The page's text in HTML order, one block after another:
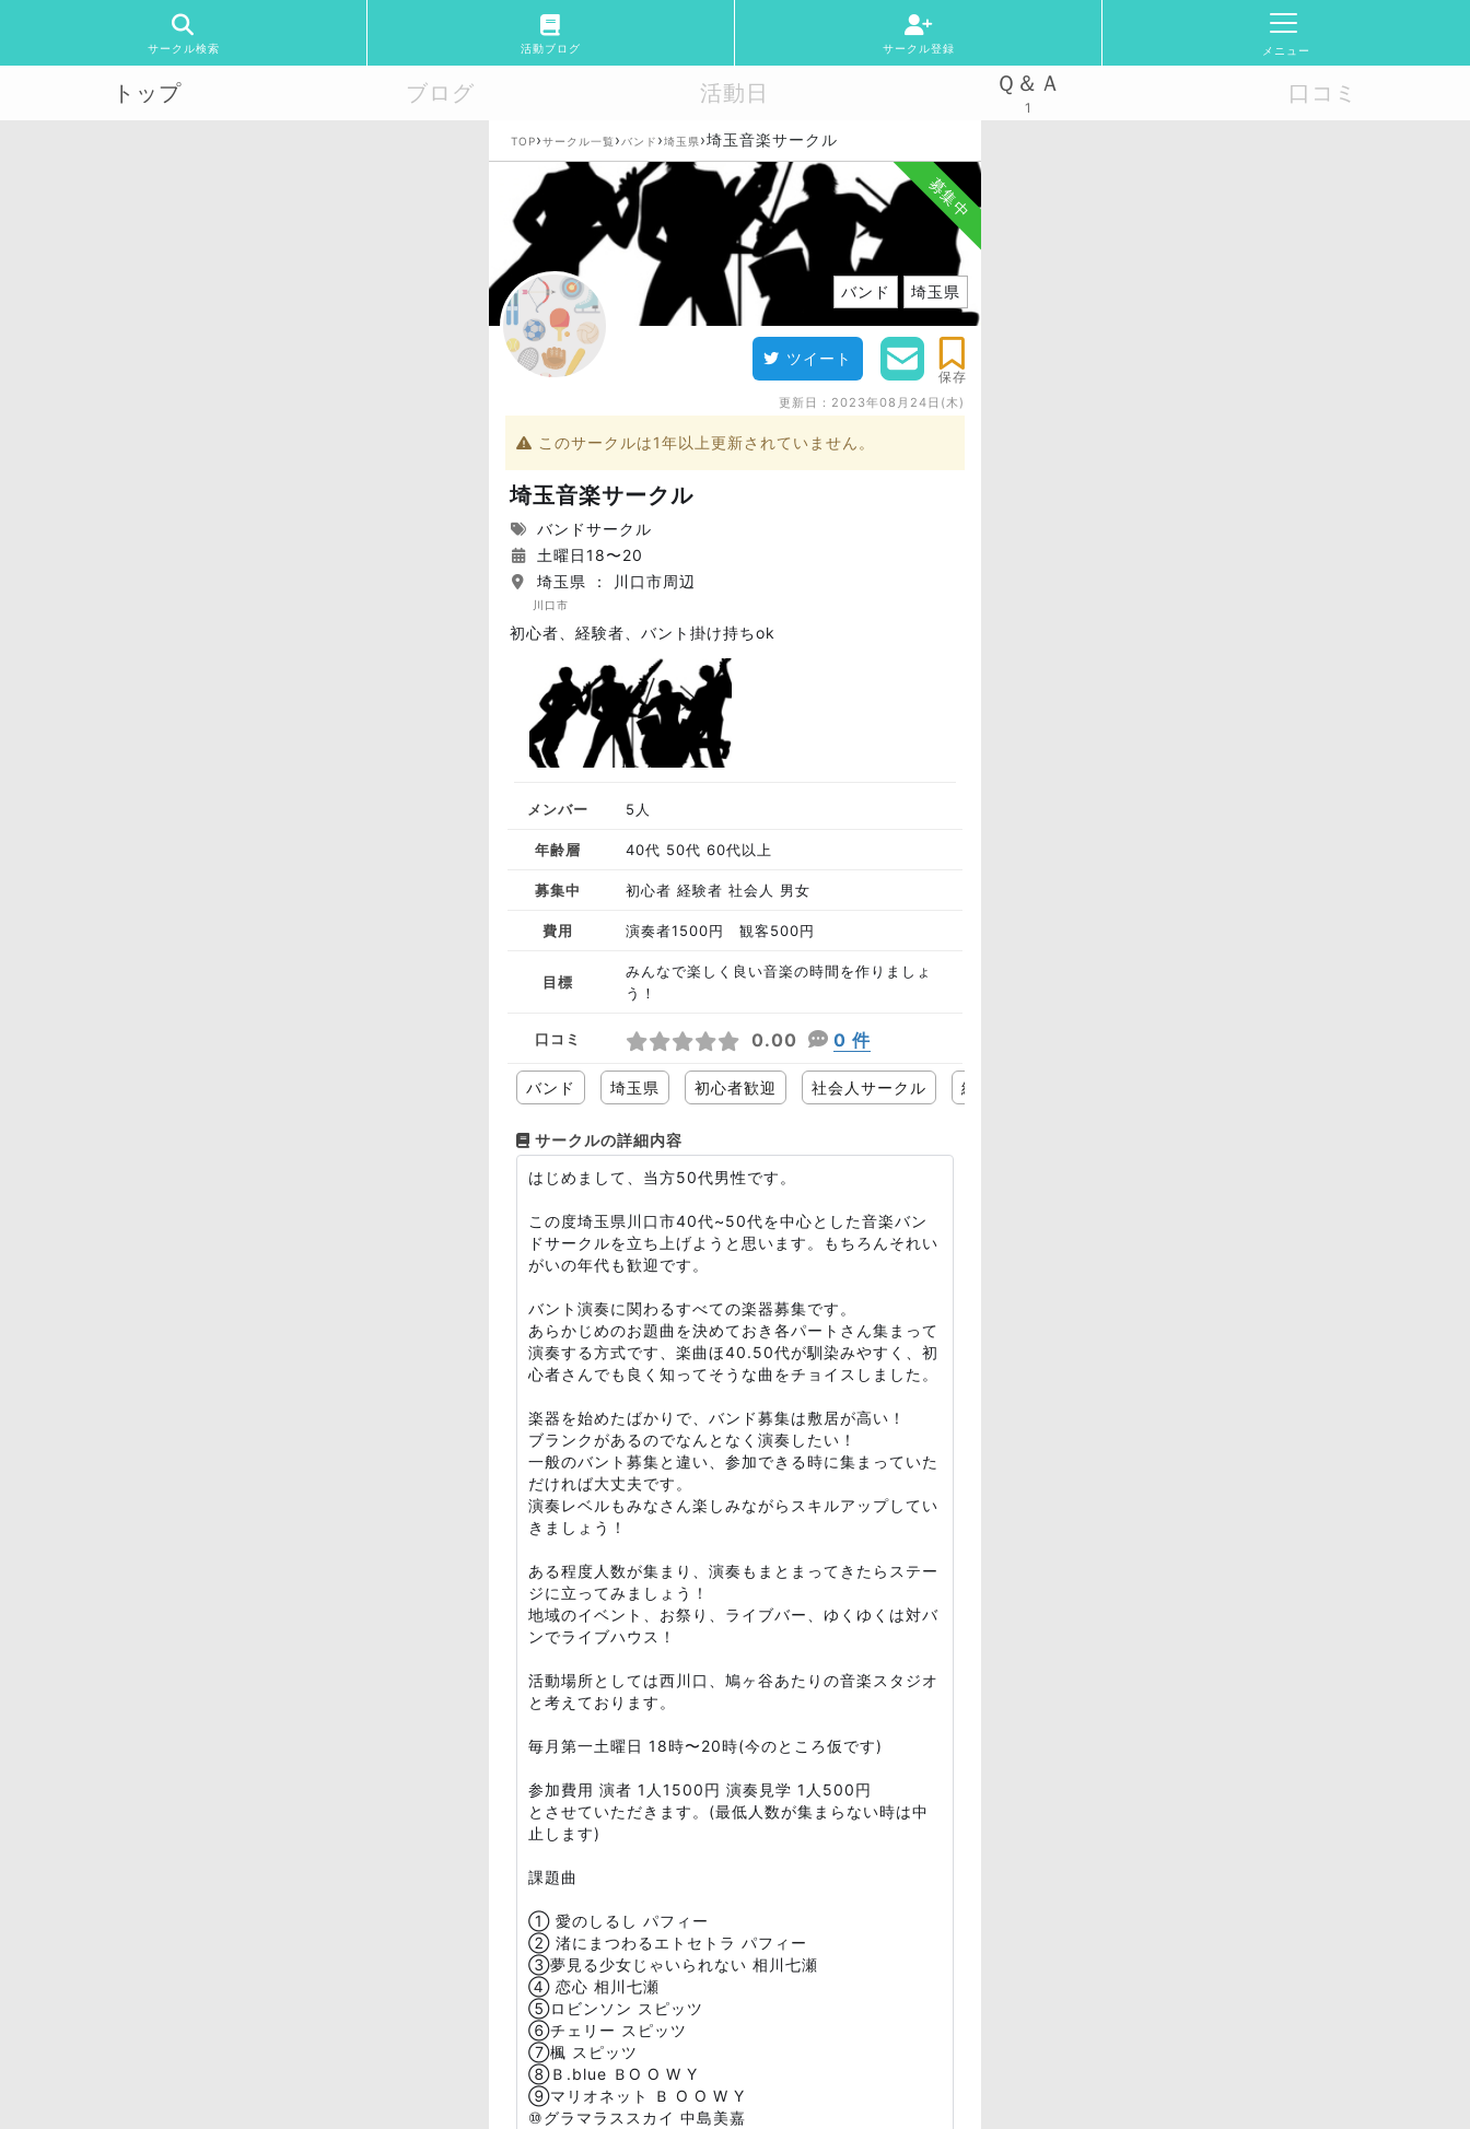
サークル検索 活動ブログ サークル登録 メニュー
トップ ブログ 活動日 Ｑ＆Ａ
1
口コミ
TOP›サークル一覧 › バンド ›埼玉県›埼玉音楽サークル
募集中
バンド 埼玉県
ツイート
保存
更新日： 2023年08月24日(木)
このサークルは1年以上更新されていません。
埼玉音楽サークル
バンドサークル
土曜日18〜20
埼玉県 ： 川口市周辺
川口市
初心者、経験者、バント掛け持ちok
メンバー 5人
年齢層 40代 50代 60代以上
募集中 初心者 経験者 社会人 男女
費用 演奏者1500円 観客500円
目標
みんなで楽しく良い音楽の時間を作りましょ
う！
口コミ 0.00 0 件
バンド 埼玉県 初心者歓迎 社会人サークル 経験者募集
サークルの詳細内容
はじめまして、当方50代男性です。
この度埼玉県川口市40代~50代を中心とした音楽バン
ドサークルを立ち上げようと思います。もちろんそれい
がいの年代も歓迎です。
バント演奏に関わるすべての楽器募集です。
あらかじめのお題曲を決めておき各パートさん集まって
演奏する方式です、楽曲ほ40.50代が馴染みやすく、初
心者さんでも良く知ってそうな曲をチョイスしました。
楽器を始めたばかりで、バンド募集は敷居が高い！
ブランクがあるのでなんとなく演奏したい！
一般のバント募集と違い、参加できる時に集まっていた
だければ大丈夫です。
演奏レベルもみなさん楽しみながらスキルアップしてい
きましょう！
ある程度人数が集まり、演奏もまとまってきたらステー
ジに立ってみましょう！
地域のイベント、お祭り、ライブバー、ゆくゆくは対バ
ンでライブハウス！
活動場所としては西川口、鳩ヶ谷あたりの音楽スタジオ
と考えております。
毎月第一土曜日 18時〜20時(今のところ仮です)
参加費用 演者 1人1500円 演奏見学 1人500円
とさせていただきます。(最低人数が集まらない時は中
止します)
課題曲
① 愛のしるし パフィー
② 渚にまつわるエトセトラ パフィー
③夢見る少女じゃいられない 相川七瀬
④ 恋心 相川七瀬
⑤ロビンソン スピッツ
⑥チェリー スピッツ
⑦楓 スピッツ
⑧Ｂ.blue ＢO O W Y
⑨マリオネット Ｂ O O W Y
⑩グラマラススカイ 中島美嘉